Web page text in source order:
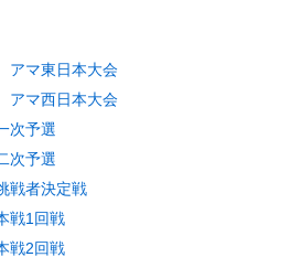
アマ東日本大会
アマ西日本大会
次予選
次予選
戦者決定戦
戦1回戦
戦2回戦